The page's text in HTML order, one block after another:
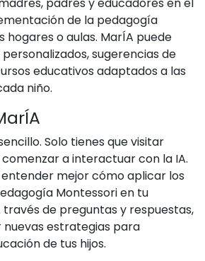
de la pedagogía
hogares o aulas. MarÍA puede
sugerencias de
educativos adaptados a las
niño.
Solo tienes que visitar
a interactuar con la IA.
mejor cómo aplicar los
Montessori en tu
través de preguntas y respuestas,
estrategias para
de tus hijos.